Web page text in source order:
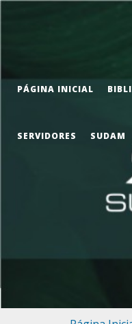
PÁGINA INICIAL
SERVIDORES SUDAM
Você